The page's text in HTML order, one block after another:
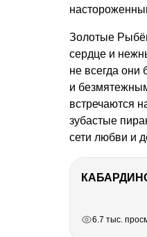
Золотые
сердце и
не всегда
и
встречаются
зубастые
сети любви и
6.7 тыс.